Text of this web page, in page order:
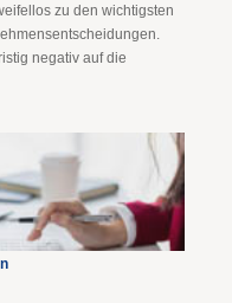
zu den wichtigsten
negativ auf die